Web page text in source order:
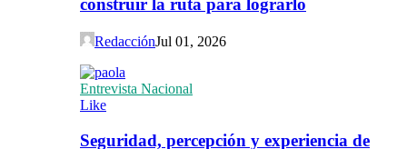
construir la ruta para lograrlo
RedacciónJul 01, 2026
Entrevista Nacional
Like
Seguridad, percepción y experiencia de